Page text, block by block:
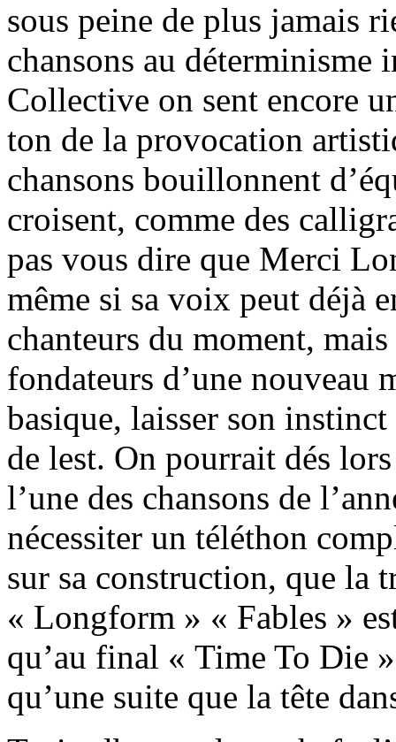
sous peine de plus jamais
chansons au déterminisme
Collective on sent encore
ton de la provocation
chansons bouillonnent
croisent, comme des
pas vous dire que Merci
même si sa voix peut déjà
chanteurs du moment,
fondateurs d’une nouveau
basique, laisser son
de lest. On pourrait dés
l’une des chansons de
nécessiter un téléthon
sur sa construction, que la
« Longform » « Fables »
qu’au final « Time To Die
qu’une suite que la tête